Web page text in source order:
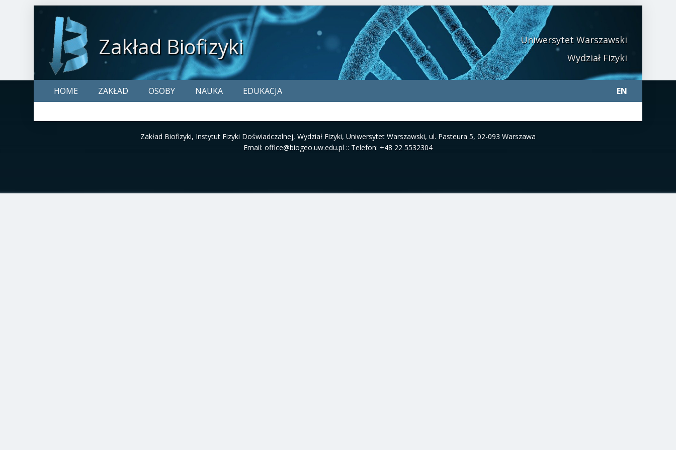
Zakład Biofizyki
Uniwersytet Warszawski
Wydział Fizyki
nawigacjeHOME ZAKŁAD OSOBY NAUKA EDUKACJA EN
Zakład Biofizyki, Instytut Fizyki Doświadczalnej, Wydział Fizyki, Uniwersytet Warszawski, ul. Pasteura 5, 02-093 Warszawa
Email: office@biogeo.uw.edu.pl :: Telefon: +48 22 5532304